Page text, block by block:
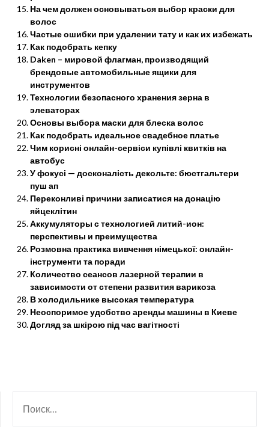
На чем должен основываться выбор краски для
волос
Частые ошибки при удалении тату и как их избежать
Как подобрать кепку
Daken – мировой флагман, производящий
брендовые автомобильные ящики для
инструментов
Технологии безопасного хранения зерна в
элеваторах
Основы выбора маски для блеска волос
Как подобрать идеальное свадебное платье
Чим корисні онлайн-сервіси купівлі квитків на
автобус
У фокусі — досконалість декольте: бюстгальтери
пуш ап
Переконливі причини записатися на донацію
яйцеклітин
Аккумуляторы с технологией литий-ион:
перспективы и преимущества
Розмовна практика вивчення німецької: онлайн-
інструменти та поради
Количество сеансов лазерной терапии в
зависимости от степени развития варикоза
В холодильнике высокая температура
Неоспоримое удобство аренды машины в Киеве
Догляд за шкірою під час вагітності